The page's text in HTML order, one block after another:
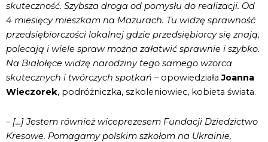
skuteczność. Szybsza droga od pomysłu do realizacji. Od
4 miesięcy mieszkam na Mazurach. Tu widzę sprawność
przedsiębiorczości lokalnej gdzie przedsiębiorcy się znają,
polecają i wiele spraw można załatwić sprawnie i szybko.
Na Białołęce widzę narodziny tego samego wzorca
skutecznych i twórczych spotkań – opowiedziałaJoanna
Wieczorek, podróżniczka, szkoleniowiec, kobieta świata.
– […] Jestem również wiceprezesem Fundacji Dziedzictwo
Kresowe. Pomagamy polskim szkołom na Ukrainie,